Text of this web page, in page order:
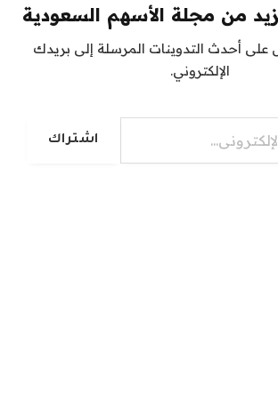
من مجلة الأسهم السعودية
أحدث التدوينات المرسلة إلى بريدك
الإلكتروني.
اشتراك